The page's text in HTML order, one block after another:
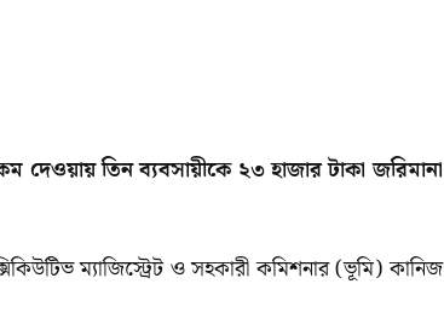
দেওয়ায় তিন ব্যবসায়ীকে ২৩ হাজার টাকা জরিমানা
ম্যাজিস্ট্রেট ও সহকারী কমিশনার (ভূমি) কানিজ